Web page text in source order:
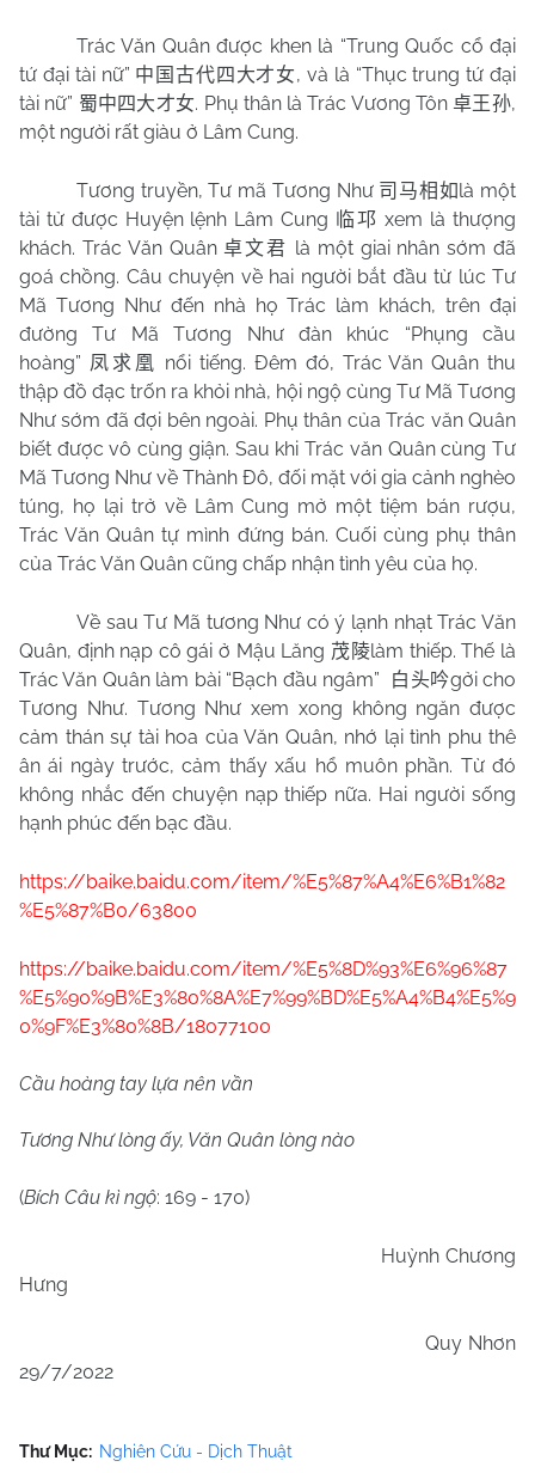
Trác Văn Quân được khen là “Trung Quốc cổ đại
tứ đại tài nữ” 中国古代四大才女, và là “Thục trung tứ đại
tài nữ” 蜀中四大才女. Phụ thân là Trác Vương Tôn卓王孙,
một người rất giàu ở Lâm Cung.
Tương truyền, Tư mã Tương Như 司马相如là một
tài tử được Huyện lệnh Lâm Cung
临邛 xem là thượng
khách. Trác Văn Quân 卓文君 là một giai nhân sớm đã
goá chồng. Câu chuyện về hai người bắt đầu từ lúc Tư
Mã Tương Như đến nhà họ Trác làm khách, trên đại
đường Tư Mã Tương Như đàn khúc “Phụng cầu
hoàng” 凤求凰 nổi tiếng. Đêm đó, Trác Văn Quân thu
thập đồ đạc trốn ra khỏi nhà, hội ngộ cùng Tư Mã Tương
Như sớm đã đợi bên ngoài. Phụ thân của Trác văn Quân
biết được vô cùng giận. Sau khi Trác văn Quân cùng Tư
Mã Tương Như về Thành Đô, đối mặt với gia cảnh nghèo
túng, họ lại trở về Lâm Cung mở một tiệm bán rượu,
Trác Văn Quân tự mình đứng bán. Cuối cùng phụ thân
của Trác Văn Quân cũng chấp nhận tình yêu của họ.
Về sau Tư Mã tương Như có ý lạnh nhạt Trác Văn
Quân, định nạp cô gái ở Mậu Lăng 茂陵làm thiếp. Thế là
Trác Văn Quân làm bài “Bạch đầu ngâm”
白头吟gởi cho
Tương Như. Tương Như xem xong không ngăn được
cảm thán sự tài hoa của Văn Quân, nhớ lại tình phu thê
ân ái ngày trước, cảm thấy xấu hổ muôn phần. Từ đó
không nhắc đến chuyện nạp thiếp nữa. Hai người sống
hạnh phúc đến bạc đầu.
https://baike.baidu.com/item/%E5%87%A4%E6%B1%82
%E5%87%B0/63800
https://baike.baidu.com/item/%E5%8D%93%E6%96%87
%E5%90%9B%E3%80%8A%E7%99%BD%E5%A4%B4%E5%9
0%9F%E3%80%8B/18077100
Cầu hoàng tay lựa nên vần
Tương Như lòng ấy, Văn Quân lòng nào
(Bích Câu kì ngộ: 169 - 170)
Huỳnh Chương
Hưng
Quy Nhơn
29/7/2022
Thư Mục: Nghiên Cứu - Dịch Thuật